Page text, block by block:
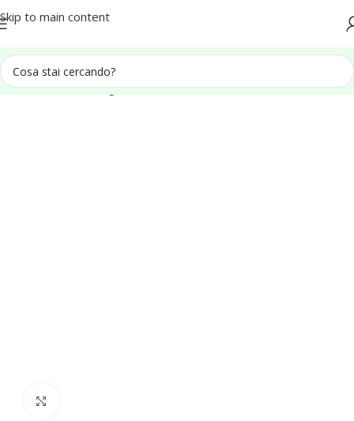
Skip to main content
Home Arredo da giardino Panchine in legno